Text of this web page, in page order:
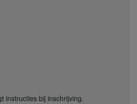
instructies bij inschrijving.